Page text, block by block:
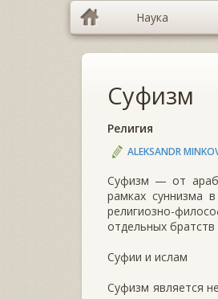
Наука
Суфизм
Религия
ALEKSANDR
Суфизм — от
рамках суннизма
религиозно-
отдельных братств
Суфии и ислам
Суфизм является